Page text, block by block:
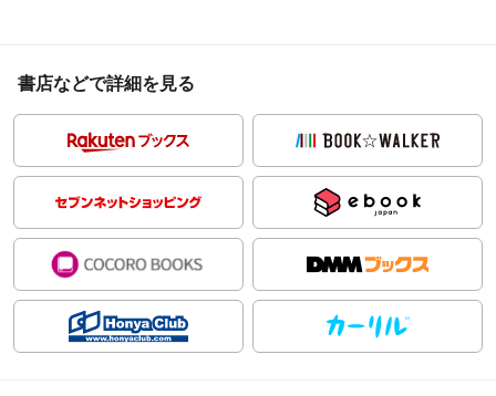
書店などで詳細を見る